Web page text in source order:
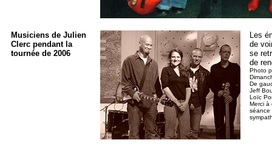
Musiciens de Julien
Clerc pendant la
tournée de 2006
Les
de
se
de
Photo
De
Jeff
Loïc
Merci à
séance